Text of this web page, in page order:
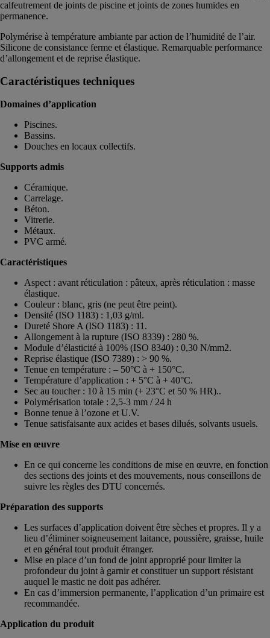
calfeutrement de joints de piscine et joints de zones humides en
permanence.
Polymérise à température ambiante par action de l’humidité de l’air.
Silicone de consistance ferme et élastique. Remarquable performance
d’allongement et de reprise élastique.
Caractéristiques techniques
Domaines d’application
Piscines.
Bassins.
Douches en locaux collectifs.
Supports admis
Céramique.
Carrelage.
Béton.
Vitrerie.
Métaux.
PVC armé.
Caractéristiques
Aspect : avant réticulation : pâteux, après réticulation : masse
élastique.
Couleur : blanc, gris (ne peut être peint).
Densité (ISO 1183) : 1,03 g/ml.
Dureté Shore A (ISO 1183) : 11.
Allongement à la rupture (ISO 8339) : 280 %.
Module d’élasticité à 100% (ISO 8340) : 0,30 N/mm2.
Reprise élastique (ISO 7389) : > 90 %.
Tenue en température : – 50°C à + 150°C.
Température d’application : + 5°C à + 40°C.
Sec au toucher : 10 à 15 min (+ 23°C et 50 % HR)..
Polymérisation totale : 2,5-3 mm / 24 h
Bonne tenue à l’ozone et U.V.
Tenue satisfaisante aux acides et bases dilués, solvants usuels.
Mise en œuvre
En ce qui concerne les conditions de mise en œuvre, en fonction
des sections des joints et des mouvements, nous conseillons de
suivre les règles des DTU concernés.
Préparation des supports
Les surfaces d’application doivent être sèches et propres. Il y a
lieu d’éliminer soigneusement laitance, poussière, graisse, huile
et en général tout produit étranger.
Mise en place d’un fond de joint approprié pour limiter la
profondeur du joint à garnir et constituer un support résistant
auquel le mastic ne doit pas adhérer.
En cas d’immersion permanente, l’application d’un primaire est
recommandée.
Application du produit